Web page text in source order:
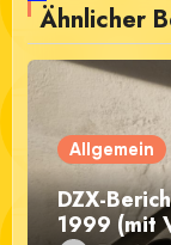
Ähnlicher
Allgemein
DZX-
1999 (mit